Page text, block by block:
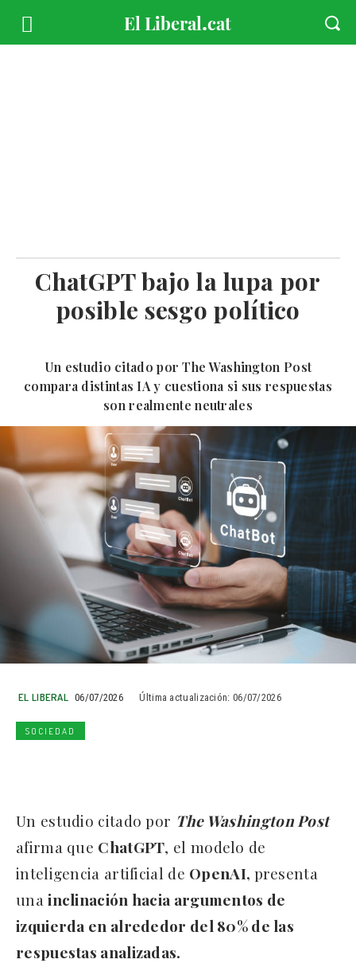
ChatGPT bajo la lupa por
posible sesgo político
Un estudio citado por The Washington Post
compara distintas IA y cuestiona si sus respuestas
son realmente neutrales
EL LIBERAL 06/07/2026 Última actualización: 06/07/2026
SOCIEDAD
Un estudio citado por The Washington Post
afirma que ChatGPT, el modelo de
inteligencia artificial de OpenAI, presenta
unainclinación hacia argumentos de
izquierda en alrededor del 80% de las
respuestas analizadas.